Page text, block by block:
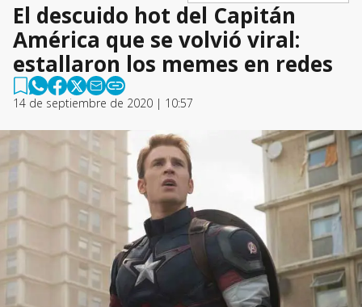
El descuido hot del Capitán
América que se volvió viral:
estallaron los memes en redes
14 de septiembre de 2020 | 10:57